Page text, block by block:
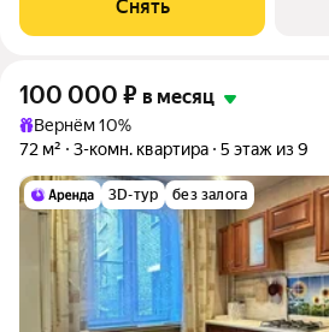
Микроволновка Дом - монолитный,
Снять
100 000 ₽ в месяц
Вернём 10%
72 м²
3-комн. квартира 5 этаж из 9
3D-тур без залога